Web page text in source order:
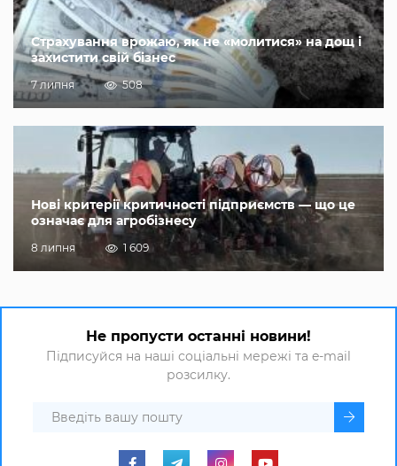
Страхування врожаю, як не «молитися» на дощ і
захистити свій бізнес
7 липня 508
Нові критерії критичності підприємств — що це
означає для агробізнесу
8 липня 1 609
Не пропусти останні новини!
Підписуйся на наші соціальні мережі та e-mail
розсилку.